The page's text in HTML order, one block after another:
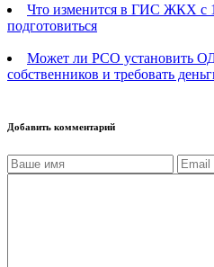
Что изменится в ГИС ЖКХ с
подготовиться
Может ли РСО установить
собственников и требовать
Добавить комментарий